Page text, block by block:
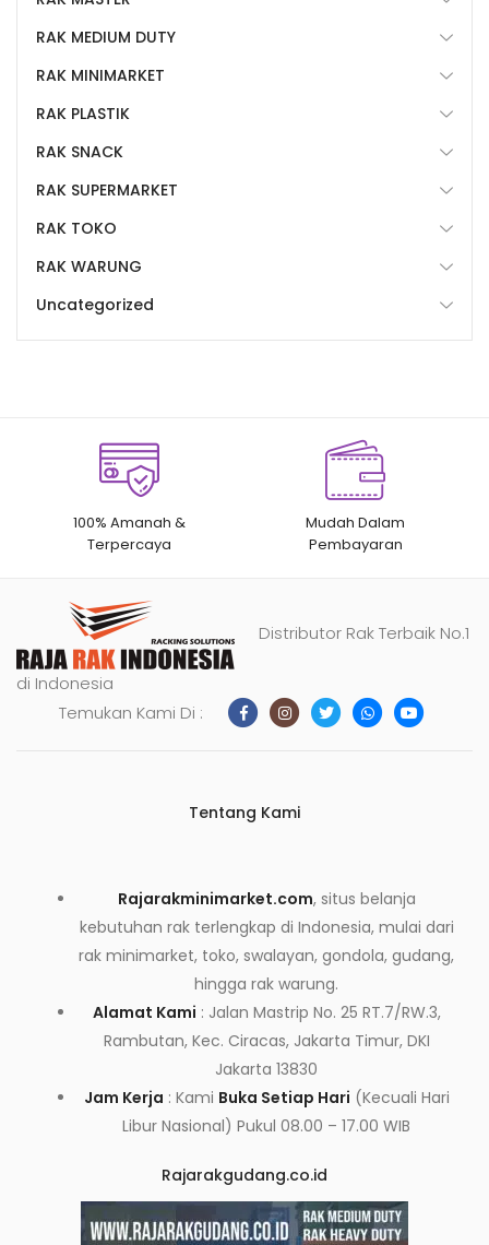
RAK MEDIUM DUTY
RAK MINIMARKET
RAK PLASTIK
RAK SNACK
RAK SUPERMARKET
RAK TOKO
RAK WARUNG
Uncategorized
100% Amanah &
Terpercaya
Mudah Dalam
Pembayaran
Distributor Rak Terbaik No.1
di Indonesia
Temukan Kami Di :
Tentang Kami
Rajarakminimarket.com, situs belanja
kebutuhan rak terlengkap di Indonesia, mulai dari
rak minimarket, toko, swalayan, gondola, gudang,
hingga rak warung.
Alamat Kami : Jalan Mastrip No. 25 RT.7/RW.3,
Rambutan, Kec. Ciracas, Jakarta Timur, DKI
Jakarta 13830
Jam Kerja : Kami Buka Setiap Hari (Kecuali Hari
Libur Nasional) Pukul 08.00 – 17.00 WIB
Rajarakgudang.co.id